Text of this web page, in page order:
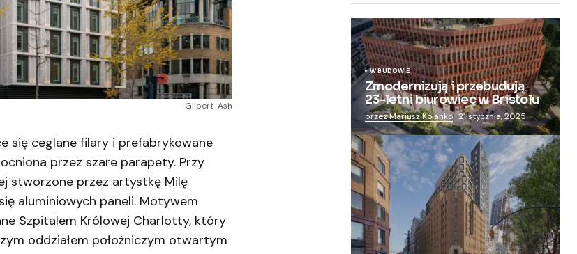
Gilbert-Ash
się ceglane filary i prefabrykowane
przez szare parapety. Przy
stworzone przez artystkę Milę
aluminiowych paneli. Motywem
Szpitalem Królowej Charlotty, który
oddziałem położniczym otwartym
W BUDOWIE
Zmodernizują i przebudują
23-letni biurowiec w Bristolu
przez Mariusz Kolanko 21 stycznia, 2025
Zmieniają więzienie dla kobiet w
nowoczesny apartamentowiec